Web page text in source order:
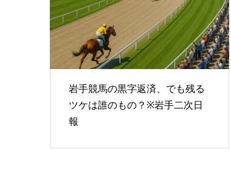
岩手競馬の黒字返済、でも残る
ツケは誰のもの？※岩手二次日
報